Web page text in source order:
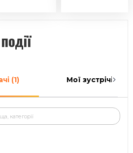
події
(1) Мої зустрічі (0)